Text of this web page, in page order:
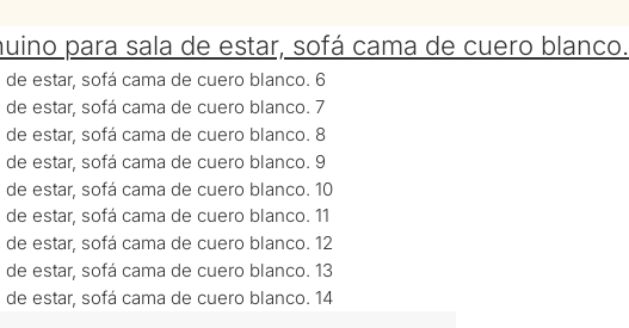
para sala de estar, sofá cama de cuero blanco.